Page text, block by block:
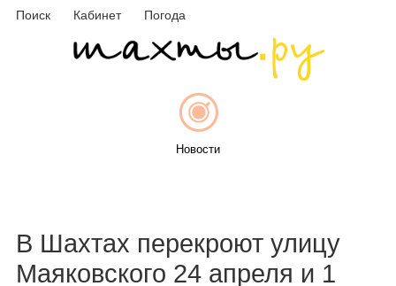
Поиск Кабинет Погода
Новости
В Шахтах перекроют улицу
Маяковского 24 апреля и 1